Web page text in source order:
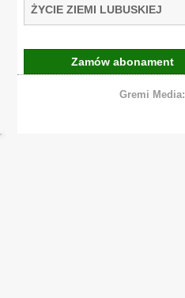
ŻYCIE ZIEMI LUBUSKIEJ
Zamów abonament
Gremi Media: